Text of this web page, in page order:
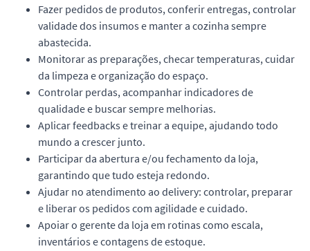
Fazer pedidos de produtos, conferir entregas, controlar
validade dos insumos e manter a cozinha sempre
abastecida.
Monitorar as preparações, checar temperaturas, cuidar
da limpeza e organização do espaço.
Controlar perdas, acompanhar indicadores de
qualidade e buscar sempre melhorias.
Aplicar feedbacks e treinar a equipe, ajudando todo
mundo a crescer junto.
Participar da abertura e/ou fechamento da loja,
garantindo que tudo esteja redondo.
Ajudar no atendimento ao delivery: controlar, preparar
e liberar os pedidos com agilidade e cuidado.
Apoiar o gerente da loja em rotinas como escala,
inventários e contagens de estoque.